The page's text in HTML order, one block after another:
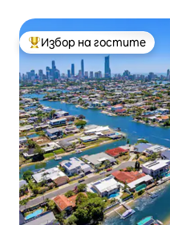
Най-популярен избор на
Избор на гостите